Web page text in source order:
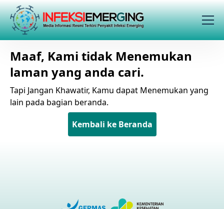
Maaf, Kami tidak Menemukan
laman yang anda cari.
Tapi Jangan Khawatir, Kamu dapat Menemukan yang
lain pada bagian beranda.
Kembali ke Beranda